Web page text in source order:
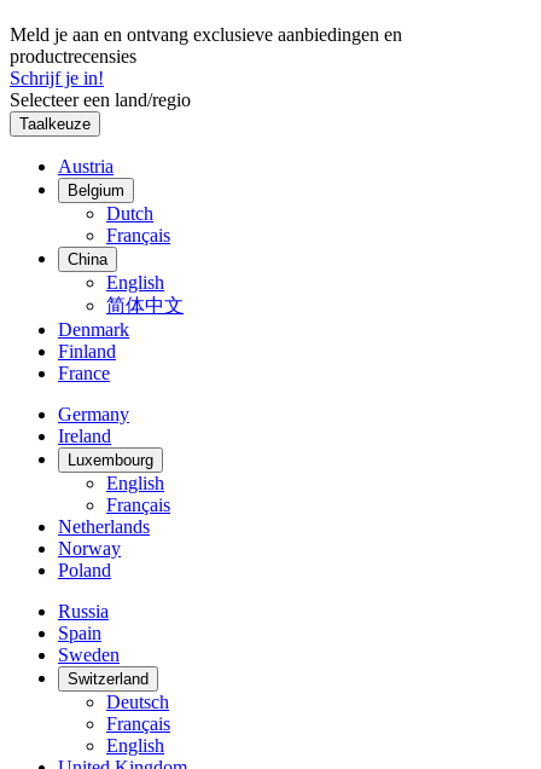
Meld je aan en ontvang exclusieve aanbiedingen en
productrecensies
Schrijf je in!
Selecteer een land/regio
Taalkeuze
Austria
Belgium
Dutch
Français
China
English
简体中文
Denmark
Finland
France
Germany
Ireland
Luxembourg
English
Français
Netherlands
Norway
Poland
Russia
Spain
Sweden
Switzerland
Deutsch
Français
English